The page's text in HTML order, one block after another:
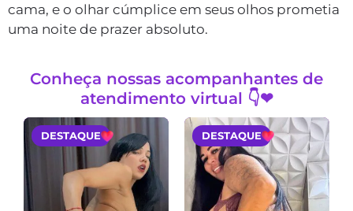
cama, e o olhar cúmplice em seus olhos prometia
uma noite de prazer absoluto.
Conheça nossas acompanhantes de
atendimento virtual 👇❤
DESTAQUE DESTAQUE